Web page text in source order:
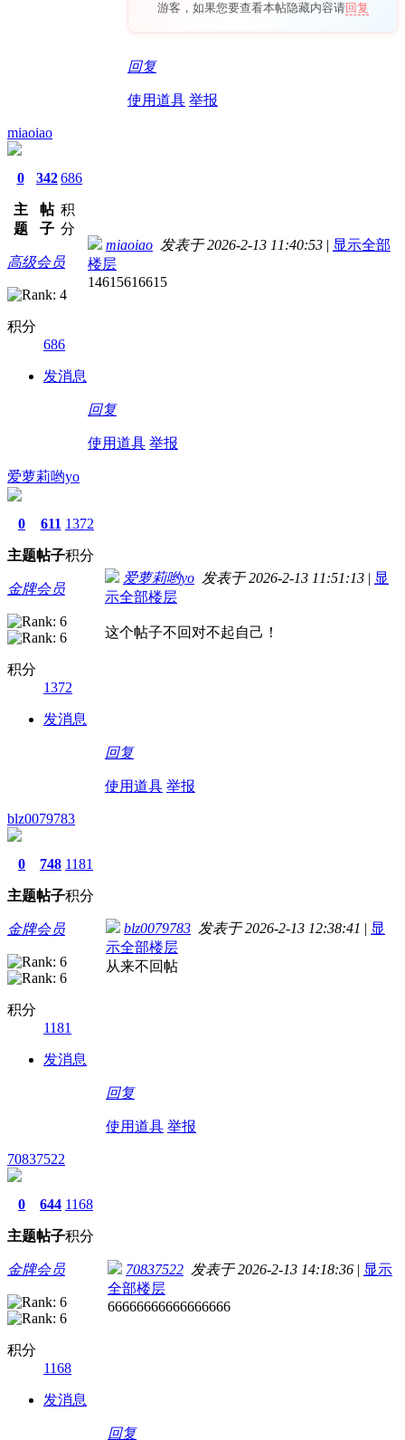
游客，如果您要查看本帖隐藏内容请回复
回复
使用道具 举报
miaoiao
0
主
题
342
帖
子
686
积
分
高级会员
积分
686
发消息
miaoiao 发表于 2026-2-13 11:40:53 | 显示全部
楼层
14615616615
回复
使用道具 举报
爱萝莉哟yo
0
主题
611
帖子
1372
积分
金牌会员
积分
1372
发消息
爱萝莉哟yo 发表于 2026-2-13 11:51:13 | 显
示全部楼层
这个帖子不回对不起自己！
回复
使用道具 举报
blz0079783
0
主题
748
帖子
1181
积分
金牌会员
积分
1181
发消息
blz0079783 发表于 2026-2-13 12:38:41 | 显
示全部楼层
从来不回帖
回复
使用道具 举报
70837522
0
主题
644
帖子
1168
积分
金牌会员
积分
1168
发消息
70837522 发表于 2026-2-13 14:18:36 | 显示
全部楼层
66666666666666666
回复